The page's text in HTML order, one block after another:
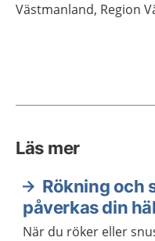
Västmanland, Region
Läs mer
Rökning och
påverkas din
När du röker eller